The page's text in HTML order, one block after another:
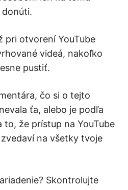
pri otvorení YouTube
videá, nakoľko
pustiť.
čo si o tejto
ťa, alebo je podľa
že prístup na YouTube
na všetky tvoje
Skontrolujte